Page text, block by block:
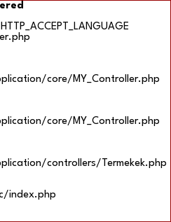
core/MY_Controller.php
core/MY_Controller.php
controllers/Termekek.php
index.php